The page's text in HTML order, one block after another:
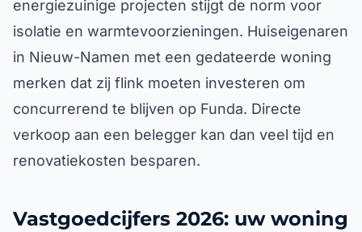
energiezuinige projecten stijgt de norm voor
isolatie en warmtevoorzieningen. Huiseigenaren
in Nieuw-Namen met een gedateerde woning
merken dat zij flink moeten investeren om
concurrerend te blijven op Funda. Directe
verkoop aan een belegger kan dan veel tijd en
renovatiekosten besparen.
Vastgoedcijfers 2026: uw woning